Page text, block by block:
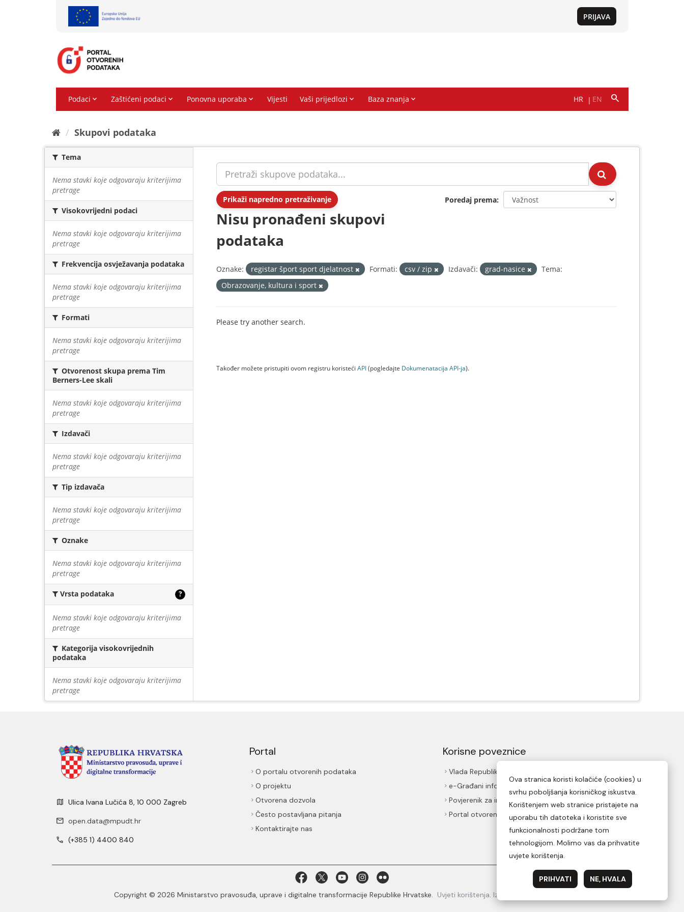
Skupovi podаtаkа
Tema
Nema stavki koje odgovaraju kriterijima
pretrage
Visokovrijedni podaci
Nema stavki koje odgovaraju kriterijima
pretrage
Frekvencija osvježavanja podataka
Nema stavki koje odgovaraju kriterijima
pretrage
Formati
Nema stavki koje odgovaraju kriterijima
pretrage
Otvorenost skupa prema Tim
Berners-Lee skali
Nema stavki koje odgovaraju kriterijima
pretrage
Izdavači
Nema stavki koje odgovaraju kriterijima
pretrage
Tip izdavača
Nema stavki koje odgovaraju kriterijima
pretrage
Oznake
Nema stavki koje odgovaraju kriterijima
pretrage
Vrsta podataka ?
Nema stavki koje odgovaraju kriterijima
pretrage
Kategorija visokovrijednih
podataka
Nema stavki koje odgovaraju kriterijima
pretrage
Prikaži napredno pretraživanje Poredaj prema
Nisu pronađeni skupovi
podataka
Oznake: registar šport sport djelatnost Formati: csv / zip Izdavači: grad-nasice
Tema:
Obrazovanje, kultura i sport
Please try another search.
Također možete pristupiti ovom registru koristeći API(pogledajte Dokumenаtаcijа API-jа).